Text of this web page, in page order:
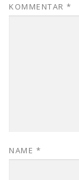
KOMMENTAR *
NAME *